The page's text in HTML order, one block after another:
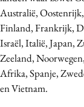
Australië,
Finland, Frankrijk,
Israël, Italië, Japan,
Zeeland,
Afrika, Spanje,
en Vietnam.